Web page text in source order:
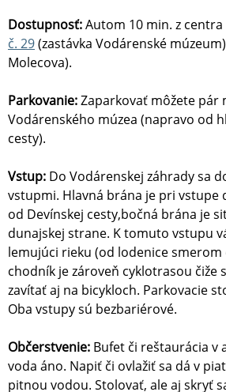
Dostupnosť:Autom 10 min. z centra
č. 29(zastávka Vodárenské
Molecova).
Parkovanie:Zaparkovať môžete pár
Vodárenského múzea (napravo od
cesty).
Vstup: Do Vodárenskej záhrady sa
vstupmi. Hlavná brána je pri vstupe
od Devínskej cesty,bočná brána je
dunajskej strane. K tomuto vstupu
lemujúci rieku (od lodenice smerom
chodník je zároveň cyklotrasou čiže
zavítať aj na bicykloch. Parkovacie
Oba vstupy sú bezbariérové.
Občerstvenie: Bufet či reštaurácia v
voda áno. Napiť či ovlažiť sa dá v
pitnou vodou. Stolovať, ale aj skryť